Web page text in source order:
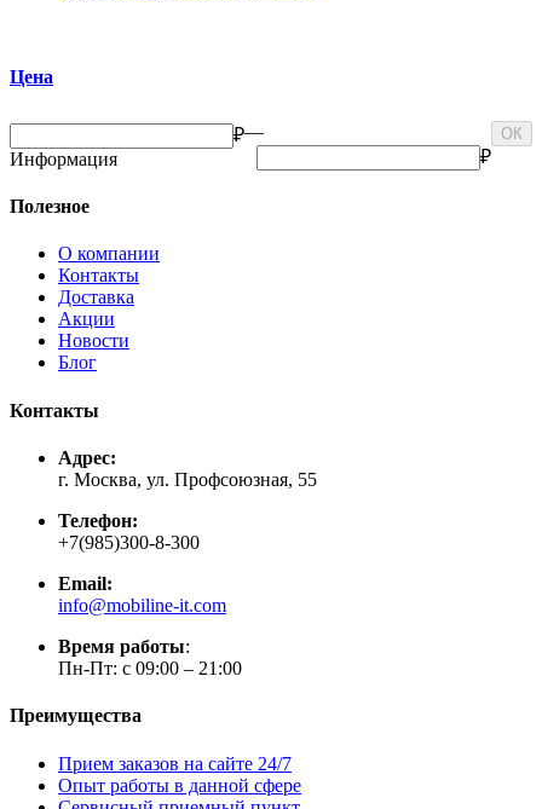
Цена
₽— ОК
₽
Информация
Полезное
О компании
Контакты
Доставка
Акции
Новости
Блог
Контакты
Адрес:
г. Москва, ул. Профсоюзная, 55
Телефон:
+7(985)300-8-300
Email:
info@mobiline-it.com
Время работы:
Пн-Пт: с 09:00 – 21:00
Преимущества
Прием заказов на сайте 24/7
Опыт работы в данной сфере